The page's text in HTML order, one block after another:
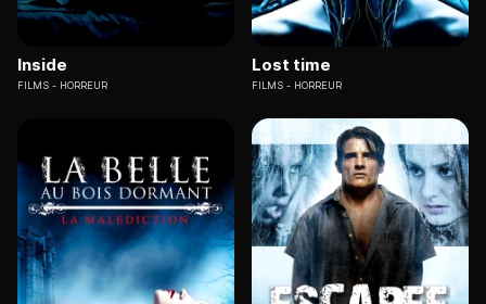
Inside
FILMS HORREUR
Lost time
FILMS HORREUR